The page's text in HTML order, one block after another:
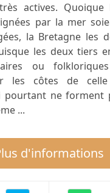
actives. Quoique
par la mer
la Bretagne les
les deux tiers
ou
les côtes de celle
pourtant ne forment
...
d'informations